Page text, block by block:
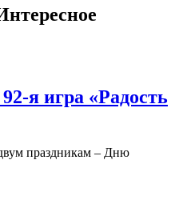
я игра «Радость
праздникам – Дню